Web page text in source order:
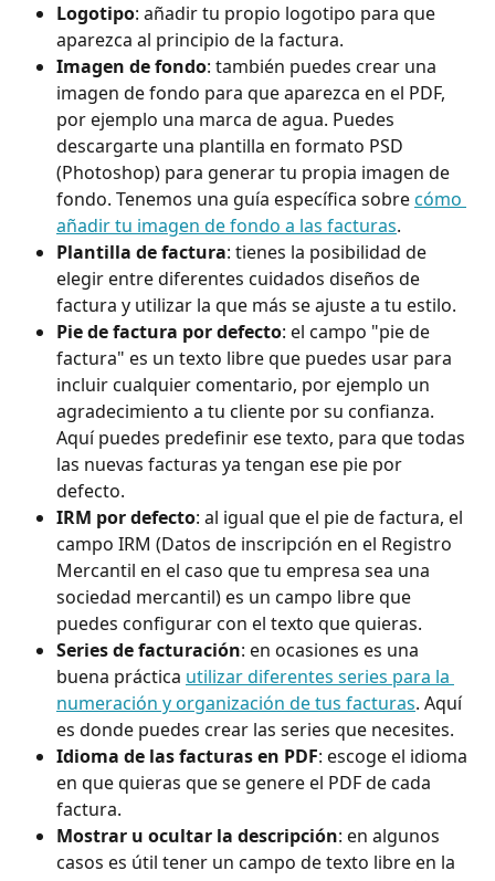
Logotipo: añadir tu propio logotipo para que
aparezca al principio de la factura.
Imagen de fondo: también puedes crear una
imagen de fondo para que aparezca en el PDF,
por ejemplo una marca de agua. Puedes
descargarte una plantilla en formato PSD
(Photoshop) para generar tu propia imagen de
fondo. Tenemos una guía específica sobre cómo
añadir tu imagen de fondo a las facturas.
Plantilla de factura: tienes la posibilidad de
elegir entre diferentes cuidados diseños de
factura y utilizar la que más se ajuste a tu estilo.
Pie de factura por defecto: el campo "pie de
factura" es un texto libre que puedes usar para
incluir cualquier comentario, por ejemplo un
agradecimiento a tu cliente por su confianza.
Aquí puedes predefinir ese texto, para que todas
las nuevas facturas ya tengan ese pie por
defecto.
IRM por defecto: al igual que el pie de factura, el
campo IRM (Datos de inscripción en el Registro
Mercantil en el caso que tu empresa sea una
sociedad mercantil) es un campo libre que
puedes configurar con el texto que quieras.
Series de facturación: en ocasiones es una
buena práctica utilizar diferentes series para la
numeración y organización de tus facturas. Aquí
es donde puedes crear las series que necesites.
Idioma de las facturas en PDF: escoge el idioma
en que quieras que se genere el PDF de cada
factura.
Mostrar u ocultar la descripción: en algunos
casos es útil tener un campo de texto libre en la